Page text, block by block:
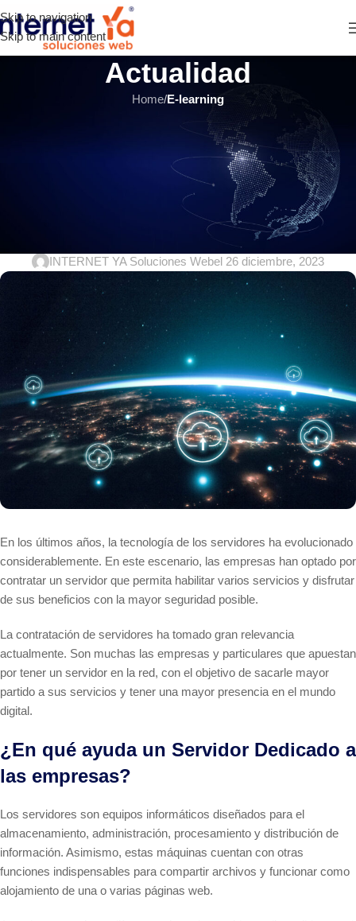
Skip to navigation
Skip to main content
Actualidad
Home/E-learning
ÚLTIMOS ARTÍCULOS
Servidores Dedicados: La clave
para la independencia y
complejidad de empresas en el
mundo digital
INTERNET YA Soluciones Webel 26 diciembre, 2023
En los últimos años, la tecnología de los servidores ha evolucionado
considerablemente. En este escenario, las empresas han optado por
contratar un servidor que permita habilitar varios servicios y disfrutar
de sus beneficios con la mayor seguridad posible.
La contratación de servidores ha tomado gran relevancia
actualmente. Son muchas las empresas y particulares que apuestan
por tener un servidor en la red, con el objetivo de sacarle mayor
partido a sus servicios y tener una mayor presencia en el mundo
digital.
¿En qué ayuda un Servidor Dedicado a
las empresas?
Los servidores son equipos informáticos diseñados para el
almacenamiento, administración, procesamiento y distribución de
información. Asimismo, estas máquinas cuentan con otras
funciones indispensables para compartir archivos y funcionar como
alojamiento de una o varias páginas web.